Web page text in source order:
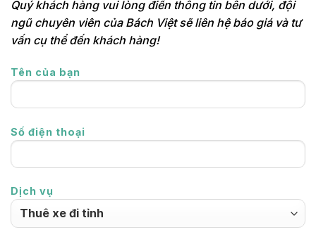
Quý khách hàng vui lòng điền thông tin bên dưới, đội
ngũ chuyên viên của Bách Việt sẽ liên hệ báo giá và tư
vấn cụ thể đến khách hàng!
Tên của bạn
Số điện thoại
Dịch vụ